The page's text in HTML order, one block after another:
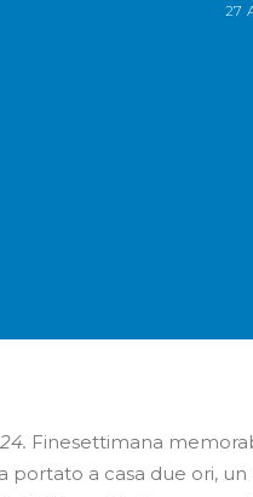
27
Finesettimana
portato a casa due ori,